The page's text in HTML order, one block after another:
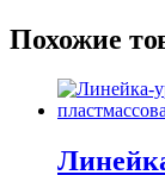
Похожие